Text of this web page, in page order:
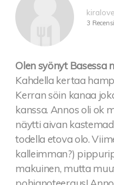
Karitsaburgeri, 150 g
sipuli-pekonihilloketta,
valkosipulimajoneesia,
Spring lamb burger,
bacon and onion
Emmental cheese,
Vegeburgeri,
home made-
tomaattia, salaattia,
halloumia 16
Veggie burger with
kiralove
3
Olen syönyt Basessa
Kahdella kertaa
Kerran söin kanaa
kanssa. Annos oli ok
näytti aivan
todella etova olo.
kalleimman?)
makuinen, mutta